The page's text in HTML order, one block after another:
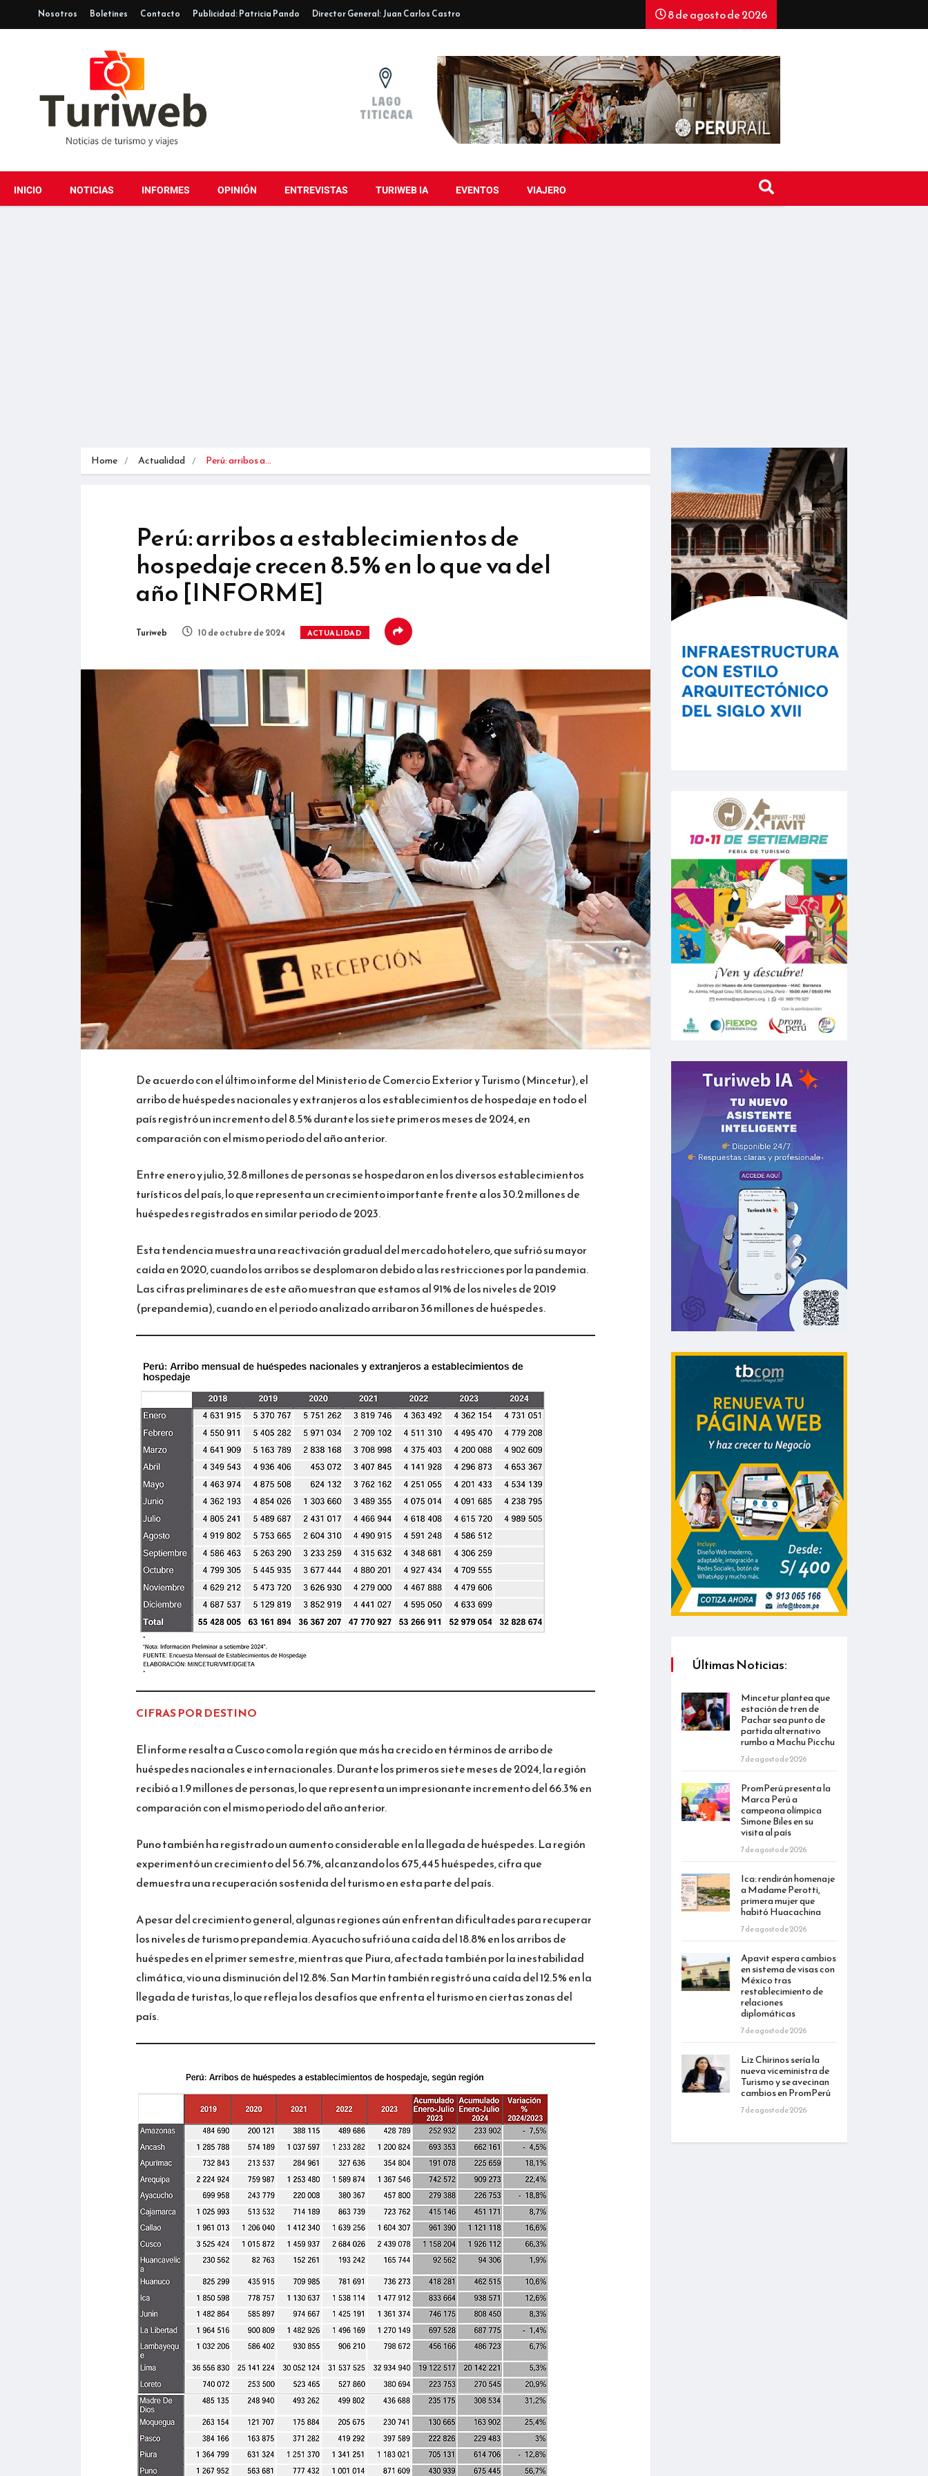
Nosotros Boletines Contacto Publicidad: Patricia Pando Director General: Juan Carlos Castro 8 de agosto de 2026
INICIO NOTICIAS INFORMES OPINIÓN ENTREVISTAS TURIWEB IA EVENTOS VIAJERO
Home Actualidad Perú: arribos a…
Perú: arribos a establecimientos de
hospedaje crecen 8.5% en lo que va del
año [INFORME]
Turiweb 10 de octubre de 2024 ACTUALIDAD
De acuerdo con el último informe del Ministerio de Comercio Exterior y Turismo (Mincetur), el
arribo de huéspedes nacionales y extranjeros a los establecimientos de hospedaje en todo el
país registró un incremento del 8.5% durante los siete primeros meses de 2024, en
comparación con el mismo periodo del año anterior.
Entre enero y julio, 32.8 millones de personas se hospedaron en los diversos establecimientos
turísticos del país, lo que representa un crecimiento importante frente a los 30.2 millones de
huéspedes registrados en similar periodo de 2023.
Esta tendencia muestra una reactivación gradual del mercado hotelero, que sufrió su mayor
caída en 2020, cuando los arribos se desplomaron debido a las restricciones por la pandemia.
Las cifras preliminares de este año muestran que estamos al 91% de los niveles de 2019
(prepandemia), cuando en el periodo analizado arribaron 36 millones de huéspedes.
CIFRAS POR DESTINO
El informe resalta a Cusco como la región que más ha crecido en términos de arribo de
huéspedes nacionales e internacionales. Durante los primeros siete meses de 2024, la región
recibió a 1.9 millones de personas, lo que representa un impresionante incremento del 66.3% en
comparación con el mismo periodo del año anterior.
Puno también ha registrado un aumento considerable en la llegada de huéspedes. La región
experimentó un crecimiento del 56.7%, alcanzando los 675,445 huéspedes, cifra que
demuestra una recuperación sostenida del turismo en esta parte del país.
A pesar del crecimiento general, algunas regiones aún enfrentan dificultades para recuperar
los niveles de turismo prepandemia. Ayacucho sufrió una caída del 18.8% en los arribos de
huéspedes en el primer semestre, mientras que Piura, afectada también por la inestabilidad
climática, vio una disminución del 12.8%. San Martín también registró una caída del 12.5% en la
llegada de turistas, lo que refleja los desafíos que enfrenta el turismo en ciertas zonas del
país.
Últimas Noticias:
Mincetur plantea que
estación de tren de
Pachar sea punto de
partida alternativo
rumbo a Machu Picchu
7 de agosto de 2026
PromPerú presenta la
Marca Perú a
campeona olímpica
Simone Biles en su
visita al país
7 de agosto de 2026
Ica: rendirán homenaje
a Madame Perotti,
primera mujer que
habitó Huacachina
7 de agosto de 2026
Apavit espera cambios
en sistema de visas con
México tras
restablecimiento de
relaciones
diplomáticas
7 de agosto de 2026
Liz Chirinos sería la
nueva viceministra de
Turismo y se avecinan
cambios en PromPerú
7 de agosto de 2026